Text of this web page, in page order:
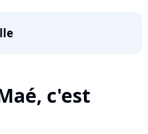
c'est